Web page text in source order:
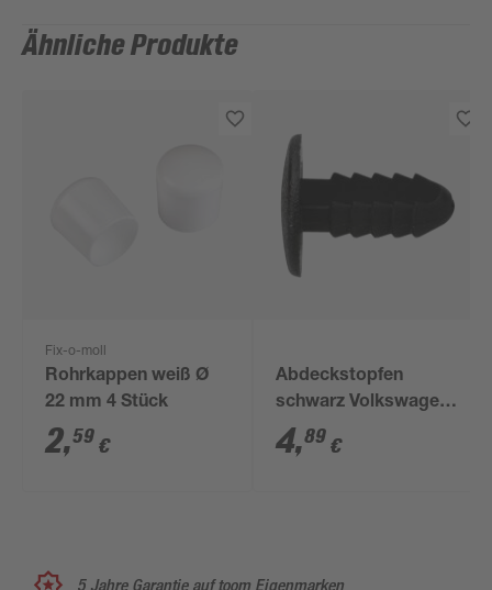
Ähnliche Produkte
Fix-o-moll
Rohrkappen weiß Ø
22 mm 4 Stück
2,59 €
Abdeckstopfen
schwarz Volkswagen
823863203, 5 Stück
4,89 €
5 Jahre Garantie auf toom Eigenmarken